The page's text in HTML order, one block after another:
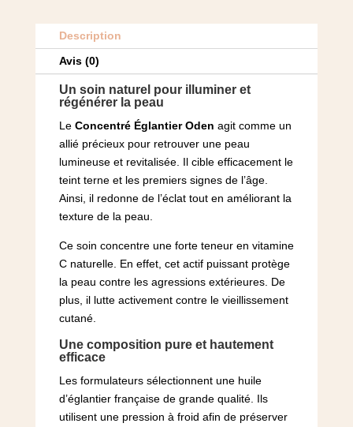
Description
Avis (0)
Un soin naturel pour illuminer et
régénérer la peau
Le Concentré Églantier Oden agit comme un
allié précieux pour retrouver une peau
lumineuse et revitalisée. Il cible efficacement le
teint terne et les premiers signes de l’âge.
Ainsi, il redonne de l’éclat tout en améliorant la
texture de la peau.
Ce soin concentre une forte teneur en vitamine
C naturelle. En effet, cet actif puissant protège
la peau contre les agressions extérieures. De
plus, il lutte activement contre le vieillissement
cutané.
Une composition pure et hautement
efficace
Les formulateurs sélectionnent une huile
d’églantier française de grande qualité. Ils
utilisent une pression à froid afin de préserver